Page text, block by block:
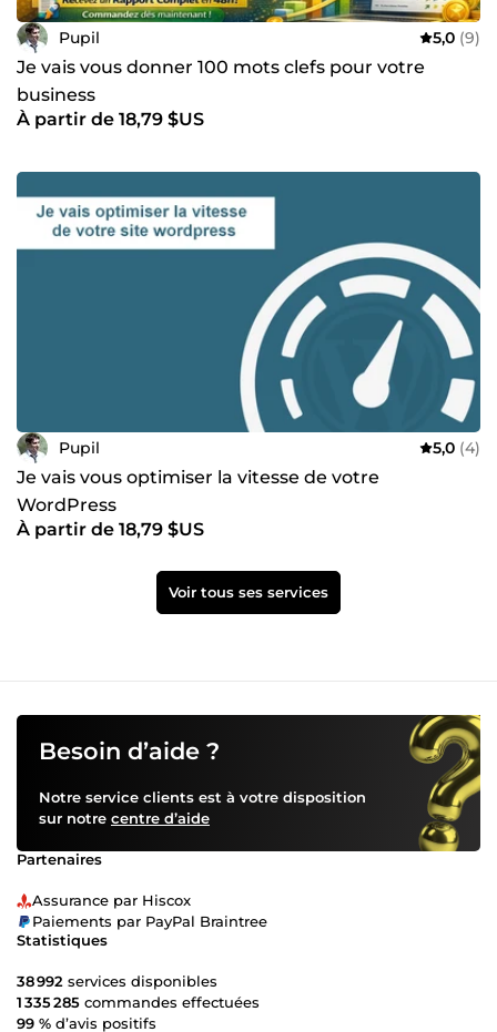
Pupil 5,0 (9)
Je vais vous donner 100 mots clefs pour votre
business
À partir de 18,79 $US
Pupil 5,0 (4)
Je vais vous optimiser la vitesse de votre
WordPress
À partir de 18,79 $US
Voir tous ses services
Besoin d’aide ?
Notre service clients est à votre disposition
sur notre centre d’aide
Partenaires
Assurance par Hiscox
Paiements par PayPal Braintree
Statistiques
38 992 services disponibles
1 335 285 commandes effectuées
99 % d’avis positifs